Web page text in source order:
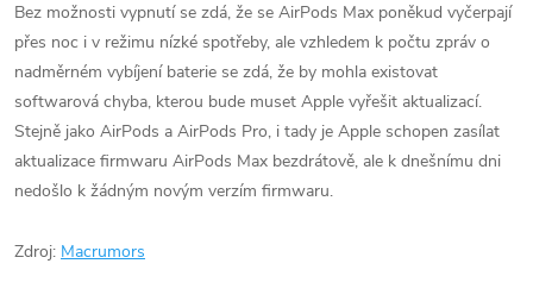
Bez možnosti vypnutí se zdá, že se AirPods Max‌ poněkud vyčerpají
přes noc i v režimu nízké spotřeby, ale vzhledem k počtu zpráv o
nadměrném vybíjení baterie se zdá, že by mohla existovat
softwarová chyba, kterou bude muset Apple vyřešit aktualizací.
Stejně jako ‌AirPods‌ a AirPods Pro‌, i tady je Apple schopen zasílat
aktualizace firmwaru ‌AirPods Max‌ bezdrátově, ale k dnešnímu dni
nedošlo k žádným novým verzím firmwaru.
Zdroj: Macrumors